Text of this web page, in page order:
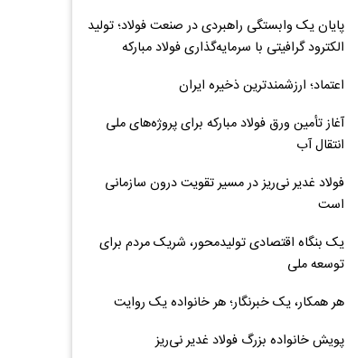
پایان یک وابستگی راهبردی در صنعت فولاد؛ تولید
الکترود گرافیتی با سرمایه‌گذاری فولاد مبارکه
اعتماد؛ ارزشمندترین ذخیره ایران
آغاز تأمین ورق فولاد مبارکه برای پروژه‌های ملی
انتقال آب
فولاد غدیر نی‌ریز در مسیر تقویت درون سازمانی
است
یک بنگاه اقتصادی تولیدمحور، شریک مردم برای
توسعه ملی
هر همکار، یک خبرنگار؛ هر خانواده یک روایت
پویش خانواده بزرگ فولاد غدیر نی‌ریز